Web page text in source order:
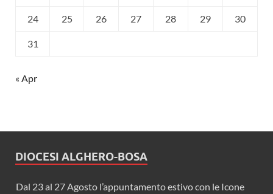
24 25 26 27 28 29 30
31
« Apr
DIOCESI ALGHERO-BOSA
Dal 23 al 27 Agosto l’appuntamento estivo con le Icone